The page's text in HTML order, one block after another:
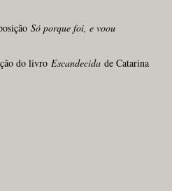
Só porque foi, e voou
do livro Escandecida de Catarina